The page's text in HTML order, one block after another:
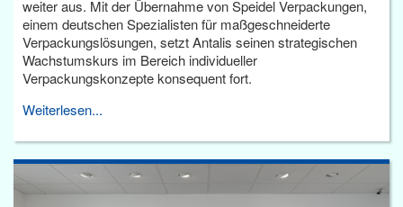
weiter aus. Mit der Übernahme von Speidel Verpackungen,
einem deutschen Spezialisten für maßgeschneiderte
Verpackungslösungen, setzt Antalis seinen strategischen
Wachstumskurs im Bereich individueller
Verpackungskonzepte konsequent fort.
Weiterlesen...